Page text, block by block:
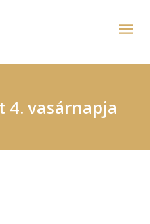
4. vasárnapja